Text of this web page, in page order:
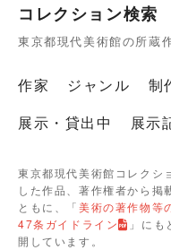
コレクション検索
東京都現代美術館の所蔵
作家 ジャンル 制
展示・貸出中
展示
東京都現代美術館コレクシ
した作品、著作権者から掲
ともに、「美術の著作物等
47条ガイドライン
」に
開しています。